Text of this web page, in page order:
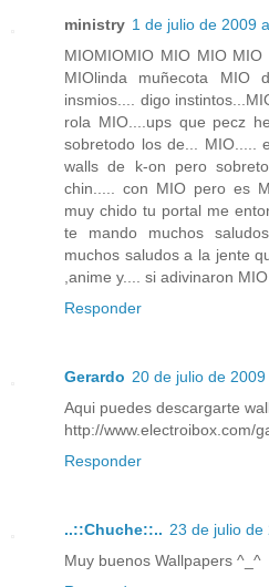
ministry 1 de julio de 2009
MIOMIOMIO MIO MIO
MIOlinda muñecota MIO
insmios.... digo
rola MIO....ups que pecz
sobretodo los de... MIO.....
walls de k-on pero
chin..... con MIO pero es
muy chido tu portal me
te mando muchos
muchos saludos a la jente
,anime y.... si adivinaron MIO
Responder
Gerardo 20 de julio de
Aqui puedes descargarte
http://www.electroibox.com/
Responder
..::Chuche::.. 23 de julio de
Muy buenos Wallpapers ^_^